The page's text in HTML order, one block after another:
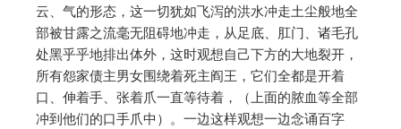
云、气的形态，这一切犹如飞泻的洪水冲走土尘般地全
部被甘露之流毫无阻碍地冲走，从足底、肛门、诸毛孔
处黑乎乎地排出体外，这时观想自己下方的大地裂开，
所有怨家债主男女围绕着死主阎王，它们全都是开着
口、伸着手、张着爪一直等待着，（上面的脓血等全部
冲到他们的口手爪中）。一边这样观想一边念诵百字